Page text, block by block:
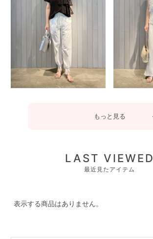
もっと見る
LAST VIEWED
最近見たアイテム
表示する商品はありません。